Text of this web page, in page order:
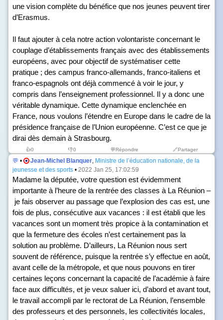
une vision complète du bénéfice que nos jeunes peuvent tirer
d’Erasmus.
Il faut ajouter à cela notre action volontariste concernant le
couplage d’établissements français avec des établissements
européens, avec pour objectif de systématiser cette
pratique ; des campus franco-allemands, franco-italiens et
franco-espagnols ont déjà commencé à voir le jour, y
compris dans l’enseignement professionnel. Il y a donc une
véritable dynamique. Cette dynamique enclenchée en
France, nous voulons l’étendre en Europe dans le cadre de la
présidence française de l’Union européenne. C’est ce que je
dirai dès demain à Strasbourg.
👍0 👎0 💬Répondre 🔗Partager
💬 • Jean-Michel Blanquer, Ministre de l’éducation nationale, de la
jeunesse et des sports • 2022 Jan 25, 17:02:59
Madame la députée, votre question est évidemment
importante à l’heure de la rentrée des classes à La Réunion –
je fais observer au passage que l’explosion des cas est, une
fois de plus, consécutive aux vacances : il est établi que les
vacances sont un moment très propice à la contamination et
que la fermeture des écoles n’est certainement pas la
solution au problème. D’ailleurs, La Réunion nous sert
souvent de référence, puisque la rentrée s’y effectue en août,
avant celle de la métropole, et que nous pouvons en tirer
certaines leçons concernant la capacité de l’académie à faire
face aux difficultés, et je veux saluer ici, d’abord et avant tout,
le travail accompli par le rectorat de La Réunion, l’ensemble
des professeurs et des personnels, les collectivités locales,